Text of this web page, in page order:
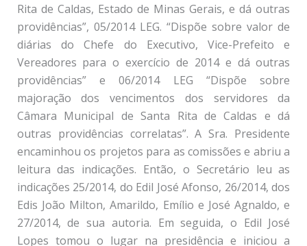
Rita de Caldas, Estado de Minas Gerais, e dá outras
providências”, 05/2014 LEG. “Dispõe sobre valor de
diárias do Chefe do Executivo, Vice-Prefeito e
Vereadores para o exercício de 2014 e dá outras
providências” e 06/2014 LEG “Dispõe sobre
majoração dos vencimentos dos servidores da
Câmara Municipal de Santa Rita de Caldas e dá
outras providências correlatas”. A Sra. Presidente
encaminhou os projetos para as comissões e abriu a
leitura das indicações. Então, o Secretário leu as
indicações 25/2014, do Edil José Afonso, 26/2014, dos
Edis João Milton, Amarildo, Emílio e José Agnaldo, e
27/2014, de sua autoria. Em seguida, o Edil José
Lopes tomou o lugar na presidência e iniciou a